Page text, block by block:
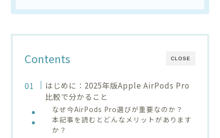
CLOSE
Contents
はじめに：2025年版Apple AirPods Pro
比較で分かること
なぜ今AirPods Pro選びが重要なのか？
本記事を読むとどんなメリットがあります
か？